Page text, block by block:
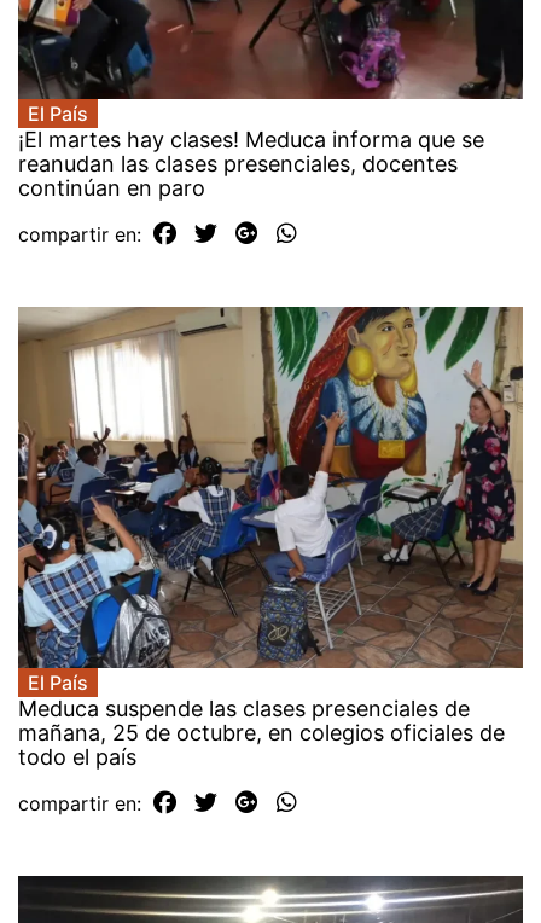
El País
¡El martes hay clases! Meduca informa que se
reanudan las clases presenciales, docentes
continúan en paro
compartir en:
El País
Meduca suspende las clases presenciales de
mañana, 25 de octubre, en colegios oficiales de
todo el país
compartir en: